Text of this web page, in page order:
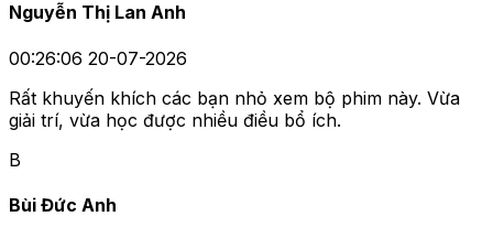
Nguyễn Thị Lan Anh
00:26:06 20-07-2026
Rất khuyến khích các bạn nhỏ xem bộ phim này. Vừa
giải trí, vừa học được nhiều điều bổ ích.
B
Bùi Đức Anh